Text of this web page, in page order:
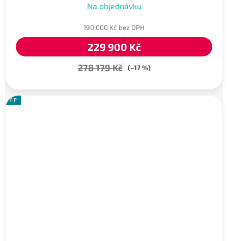
Na objednávku
190 000 Kč bez DPH
229 900 Kč
278 179 Kč (–17 %)
TIP